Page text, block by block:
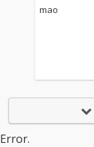
mao
Error.